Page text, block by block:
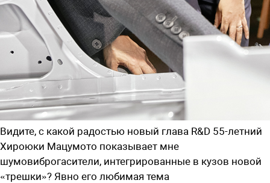
Видите, с какой радостью новый глава R&D 55-летний
Хироюки Мацумото показывает мне
шумовиброгасители, интегрированные в кузов новой
«трешки»? Явно его любимая тема